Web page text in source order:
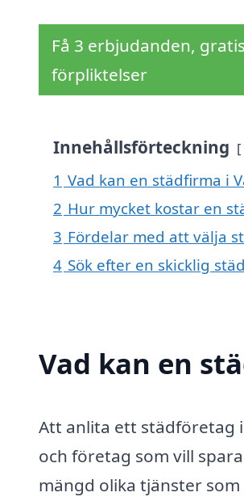
Få 3 erbjudanden,
förpliktelser
Innehållsförteckning
1 Vad kan en städfirma i
2 Hur mycket kostar en
3 Fördelar med att välja
4 Sök efter en skicklig
Vad kan en
Att anlita ett städföretag
och företag som vill
mängd olika tjänster